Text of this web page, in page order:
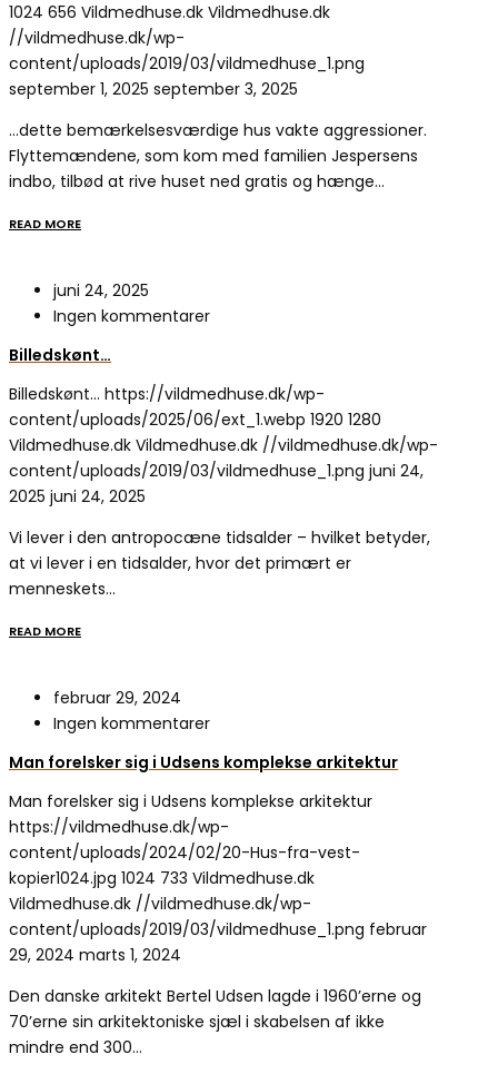
1024 656 Vildmedhuse.dk Vildmedhuse.dk
//vildmedhuse.dk/wp-
content/uploads/2019/03/vildmedhuse_1.png
september 1, 2025 september 3, 2025
…dette bemærkelsesværdige hus vakte aggressioner.
Flyttemændene, som kom med familien Jespersens
indbo, tilbød at rive huset ned gratis og hænge…
READ MORE
juni 24, 2025
Ingen kommentarer
Billedskønt…
Billedskønt… https://vildmedhuse.dk/wp-
content/uploads/2025/06/ext_1.webp 1920 1280
Vildmedhuse.dk Vildmedhuse.dk //vildmedhuse.dk/wp-
content/uploads/2019/03/vildmedhuse_1.png juni 24,
2025 juni 24, 2025
Vi lever i den antropocæne tidsalder – hvilket betyder,
at vi lever i en tidsalder, hvor det primært er
menneskets…
READ MORE
februar 29, 2024
Ingen kommentarer
Man forelsker sig i Udsens komplekse arkitektur
Man forelsker sig i Udsens komplekse arkitektur
https://vildmedhuse.dk/wp-
content/uploads/2024/02/20-Hus-fra-vest-
kopier1024.jpg 1024 733 Vildmedhuse.dk
Vildmedhuse.dk //vildmedhuse.dk/wp-
content/uploads/2019/03/vildmedhuse_1.png februar
29, 2024 marts 1, 2024
Den danske arkitekt Bertel Udsen lagde i 1960’erne og
70’erne sin arkitektoniske sjæl i skabelsen af ikke
mindre end 300…